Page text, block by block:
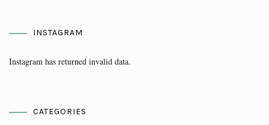
INSTAGRAM
Instagram has returned invalid data.
CATEGORIES